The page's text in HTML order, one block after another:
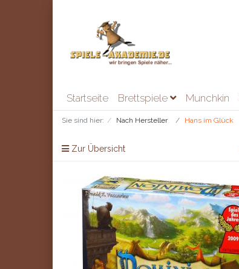
Startseite Brettspiele Munchkin
Sie sind hier: Nach Hersteller Hans im Glück
Zur Übersicht